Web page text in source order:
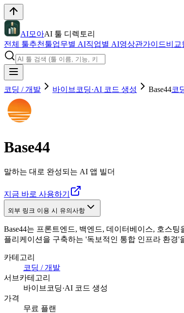
AI모아AI 툴 디렉토리
전체 툴추천툴업무별 AI직업별 AI영상관가이드비교
코딩 / 개발 바이브코딩·AI 코드 생성 Base44코
Base44
말하는 대로 완성되는 AI 앱 빌더
지금 바로 사용하기
외부 링크 이용 시 유의사항
Base44는 프론트엔드, 백엔드, 데이터베이스, 호스
플리케이션을 구축하는 '독보적인 통합 인프라 환경
카테고리
코딩 / 개발
서브카테고리
바이브코딩·AI 코드 생성
가격
무료 플랜